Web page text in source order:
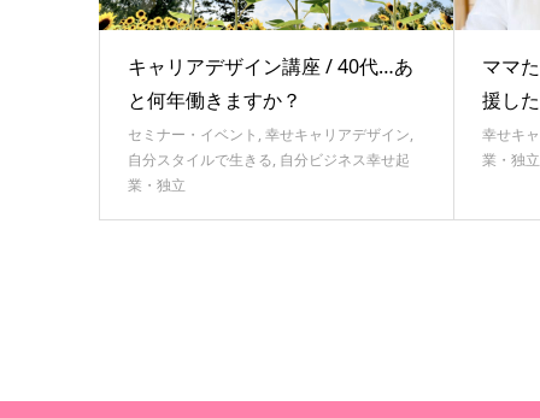
キャリアデザイン講座 / 40代…あ
と何年働きますか？
セミナー・イベント , 幸せキャリアデザイン,
自分スタイルで生きる, 自分ビジネス幸せ起
業・独立
ママ
援し
幸せキ
業・独立